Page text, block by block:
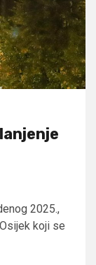
2025.,
koji se